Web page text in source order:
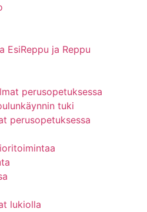
EsiReppu ja Reppu
perusopetuksessa
tuki
perusopetuksessa
lukiolla